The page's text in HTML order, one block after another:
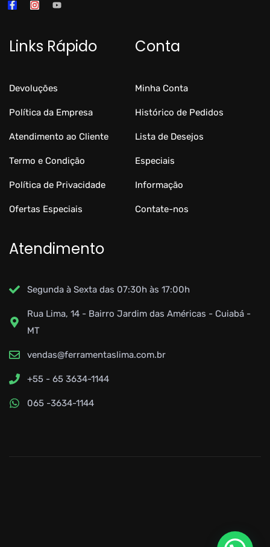
Links Rápido
Devoluções
Política da Empresa
Atendimento ao Cliente
Termo e Condição
Política de Privacidade
Ofertas Especiais
Conta
Minha Conta
Histórico de Pedidos
Lista de Desejos
Especiais
Informação
Contate-nos
Atendimento
Segunda à Sexta das 07:30h às 17:00h
Rua Lima, 14 - Bairro Jardim das Américas - Cuiabá -
MT
vendas@ferramentaslima.com.br
+55 - 65 3634-1144
065 -3634-1144